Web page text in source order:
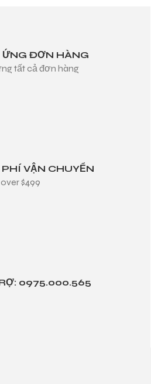
ĐƠN HÀNG
tất cả đơn hàng
VẬN CHUYỂN
$499
0975.000.565